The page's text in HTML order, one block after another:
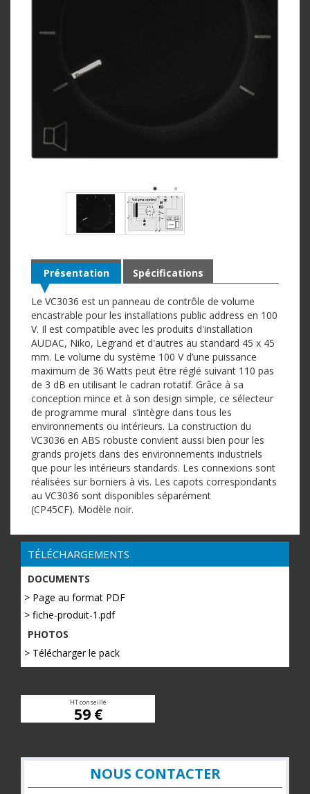
Présentation
Le VC3036 est un panneau de contrôle de volume
encastrable pour les installations public address en 100
V. Il est compatible avec les produits d'installation
AUDAC, Niko, Legrand et d'autres au standard 45 x 45
mm. Le volume du système 100 V d’une puissance
maximum de 36 Watts peut être réglé suivant 110 pas
de 3 dB en utilisant le cadran rotatif. Grâce à sa
conception mince et à son design simple, ce sélecteur
de programme mural s’intègre dans tous les
environnements ou intérieurs. La construction du
VC3036 en ABS robuste convient aussi bien pour les
grands projets dans des environnements industriels
que pour les intérieurs standards. Les connexions sont
réalisées sur borniers à vis. Les capots correspondants
au VC3036 sont disponibles séparément
(CP45CF). Modèle noir.
Spécifications
TÉLÉCHARGEMENTS
DOCUMENTS
> Page au format PDF
> fiche-produit-1.pdf
PHOTOS
> Télécharger le pack
HT conseillé
59 €
NOUS CONTACTER